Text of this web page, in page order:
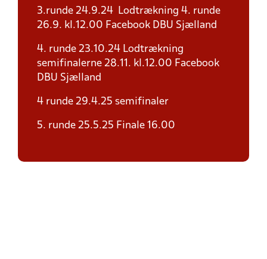
3.runde 24.9.24 Lodtrækning 4. runde
26.9. kl.12.00 Facebook DBU Sjælland
4. runde 23.10.24 Lodtrækning
semifinalerne 28.11. kl.12.00 Facebook
DBU Sjælland
4 runde 29.4.25 semifinaler
5. runde 25.5.25 Finale 16.00